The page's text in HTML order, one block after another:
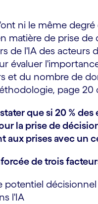
ni le même
matière de prise
de l'IA des acteurs
évaluer
et du nombre de
page 20
que si 20 %
la prise de
aux prises avec un
de trois
décisionnel
l'IA